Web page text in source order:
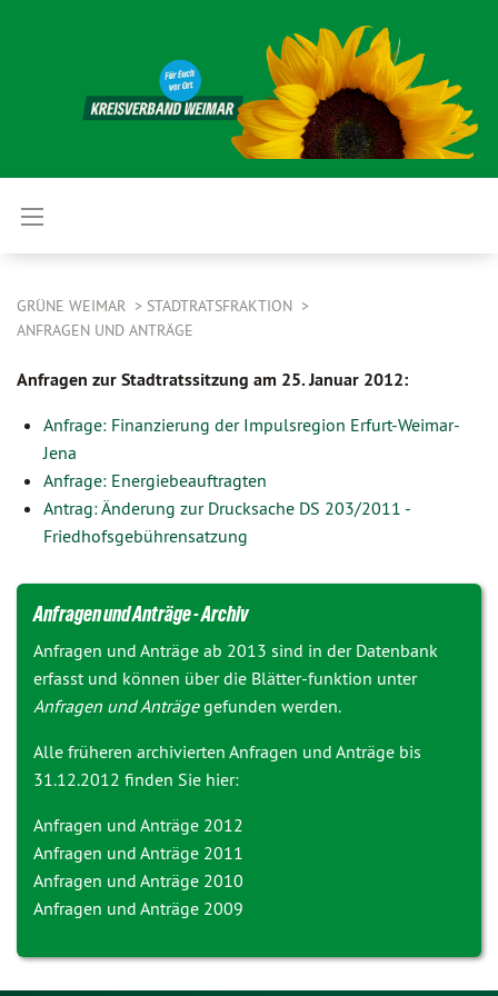
GRÜNE WEIMAR
STADTRATSFRAKTION
ANFRAGEN UND ANTRÄGE
Anfragen zur Stadtratssitzung am 25. Januar 2012:
Anfrage: Finanzierung der Impulsregion Erfurt-Weimar-
Jena
Anfrage: Energiebeauftragten
Antrag: Änderung zur Drucksache DS 203/2011 -
Friedhofsgebührensatzung
Anfragen und Anträge - Archiv
Anfragen und Anträge ab 2013 sind in der Datenbank
erfasst und können über die Blätter-funktion unter
Anfragen und Anträgegefunden werden.
Alle früheren archivierten Anfragen und Anträge bis
31.12.2012 finden Sie hier:
Anfragen und Anträge 2012
Anfragen und Anträge 2011
Anfragen und Anträge 2010
Anfragen und Anträge 2009